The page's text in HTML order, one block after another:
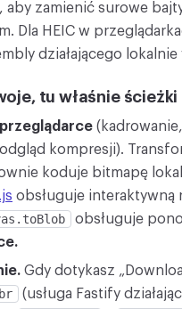
, aby zamienić surowe
Dla HEIC w
działającego
tu właśnie
kompresji).
koduje bitmapę
obsługuje interaktywną
obsługuje
Gdy dotykasz
(usługa Fastify